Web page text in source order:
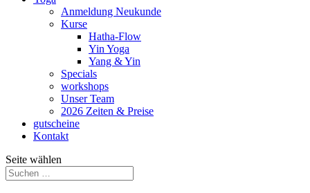
Anmeldung Neukunde
Kurse
Hatha-Flow
Yin Yoga
Yang & Yin
Specials
workshops
Unser Team
2026 Zeiten & Preise
gutscheine
Kontakt
Seite wählen